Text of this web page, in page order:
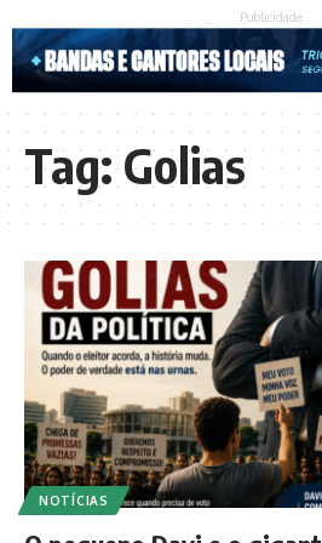
Publicidade
Tag:Golias
NOTÍCIAS